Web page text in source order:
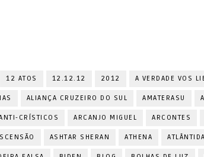
12 ATOS 12.12.12 2012 A VERDADE VOS
ALIANÇA CRUZEIRO DO SUL AMATERASU
CRÍSTICOS ARCANJO MIGUEL ARCONTES
ASHTAR SHERAN ATHENA ATLÂNTIDA